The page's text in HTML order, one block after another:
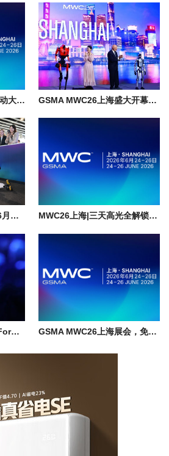
MWC26上海首届“全球移动大奖·亚洲”震撼揭晓|上海世界移动通信大会 GSMA MWC26上海盛大开幕，AI、机器人、无人机引领创新浪潮
众智启新 - MWC26 上海6月开幕，邀你共赴"科技嘉年华" MWC26上海|三天高光全解锁, Mobile AI资本论坛深度揭秘, 倒计时冲刺！
GSMA MWC26上海公布Formula E体验活动及全球演讲嘉宾阵容 GSMA MWC26上海展会，免费参会观展门票登记已开放，沉浸式体验6大新展区